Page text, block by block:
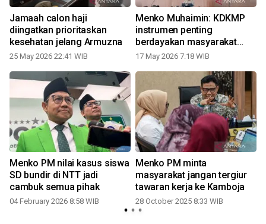
Jamaah calon haji
diingatkan prioritaskan
kesehatan jelang Armuzna
25 May 2026 22:41 WIB
Menko Muhaimin: KDKMP
instrumen penting
berdayakan masyarakat
desa
17 May 2026 7:18 WIB
Menko PM nilai kasus siswa
SD bundir di NTT jadi
cambuk semua pihak
04 February 2026 8:58 WIB
Menko PM minta
masyarakat jangan tergiur
tawaran kerja ke Kamboja
28 October 2025 8:33 WIB